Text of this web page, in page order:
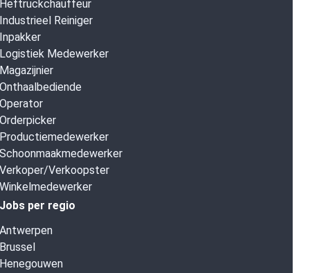
Heftruckchauffeur
Industrieel Reiniger
Inpakker
Logistiek Medewerker
Magazijnier
Onthaalbediende
Operator
Orderpicker
Productiemedewerker
Schoonmaakmedewerker
Verkoper/Verkoopster
Winkelmedewerker
Jobs per regio
Antwerpen
Brussel
Henegouwen